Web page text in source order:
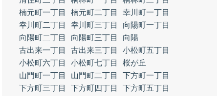
楠元町一丁目
楠元町二丁目
幸川町一丁目
幸川町二丁目
幸川町三丁目
向陽町一丁目
向陽町二丁目
向陽町三丁目
向陽
古出来一丁目
古出来三丁目
小松町五丁目
小松町六丁目
小松町七丁目
桜が丘
山門町一丁目
山門町二丁目
下方町一丁目
下方町三丁目
下方町四丁目
下方町五丁目